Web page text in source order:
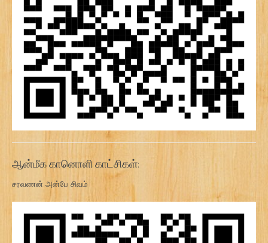
ஆன்மீக கானொளி காட்சிகள்:
சரவணன் அன்பே சிவம்